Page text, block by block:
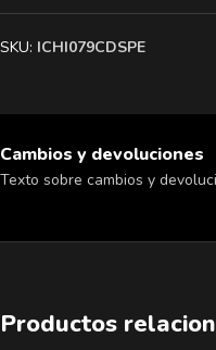
SKU: ICHI079CDSPE
Cambios y devoluciones
Texto sobre cambios y
Productos